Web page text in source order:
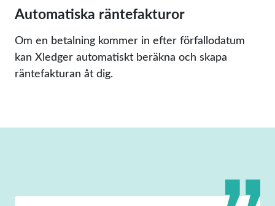
Automatiska räntefakturor
Om en betalning kommer in efter förfallodatum
kan Xledger automatiskt beräkna och skapa
räntefakturan åt dig.